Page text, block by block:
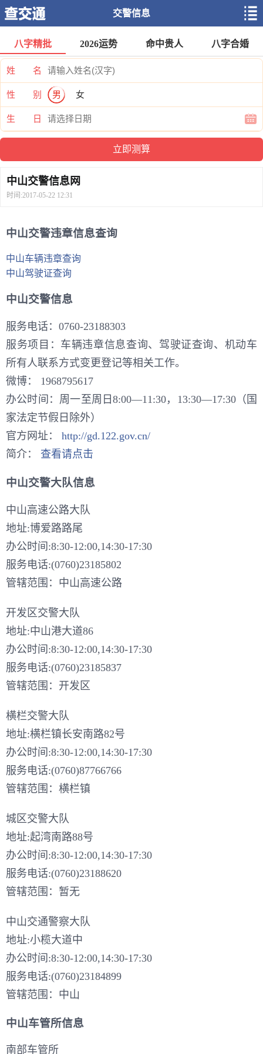
交警信息
八字精批 2026运势 命中贵人 八字合婚
姓 名
性 别 男 女
生 日
中山交警信息网
时间:2017-05-22 12:31
中山交警违章信息查询
中山车辆违章查询
中山驾驶证查询
中山交警信息
服务电话：0760-23188303
服务项目：车辆违章信息查询、驾驶证查询、机动车
所有人联系方式变更登记等相关工作。
微博： 1968795617
办公时间：周一至周日8:00—11:30，13:30—17:30（国
家法定节假日除外）
官方网址： http://gd.122.gov.cn/
简介： 查看请点击
中山交警大队信息
中山高速公路大队
地址:博爱路路尾
办公时间:8:30-12:00,14:30-17:30
服务电话:(0760)23185802
管辖范围：中山高速公路
开发区交警大队
地址:中山港大道86
办公时间:8:30-12:00,14:30-17:30
服务电话:(0760)23185837
管辖范围：开发区
横栏交警大队
地址:横栏镇长安南路82号
办公时间:8:30-12:00,14:30-17:30
服务电话:(0760)87766766
管辖范围：横栏镇
城区交警大队
地址:起湾南路88号
办公时间:8:30-12:00,14:30-17:30
服务电话:(0760)23188620
管辖范围：暂无
中山交通警察大队
地址:小榄大道中
办公时间:8:30-12:00,14:30-17:30
服务电话:(0760)23184899
管辖范围：中山
中山车管所信息
南部车管所